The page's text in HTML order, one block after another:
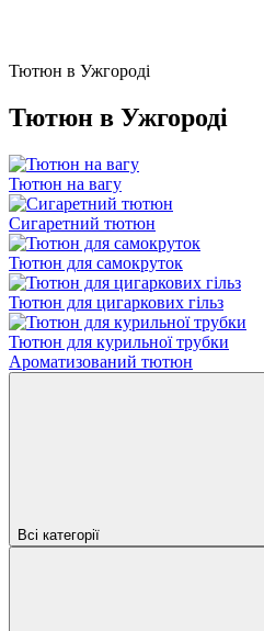
Тютюн в Ужгороді
Тютюн в Ужгороді
Тютюн на вагу
Сигаретний тютюн
Тютюн для самокруток
Тютюн для цигаркових гільз
Тютюн для курильної трубки
Ароматизований тютюн
Всі категорії